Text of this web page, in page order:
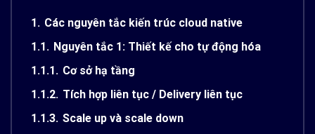
1. Các nguyên tắc kiến trúc cloud native
1.1. Nguyên tắc 1: Thiết kế cho tự động hóa
1.1.1. Cơ sở hạ tầng
1.1.2. Tích hợp liên tục / Delivery liên tục
1.1.3. Scale up và scale down